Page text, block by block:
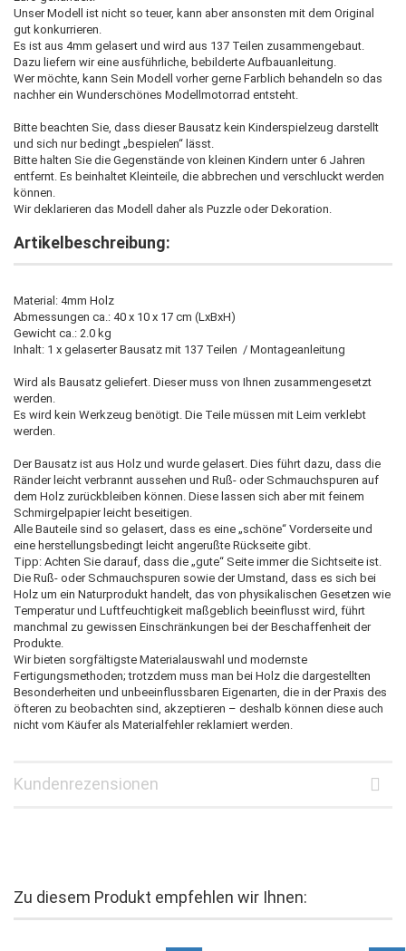
Unser Modell ist nicht so teuer, kann aber ansonsten mit dem Original
gut konkurrieren.
Es ist aus 4mm gelasert und wird aus 137 Teilen zusammengebaut.
Dazu liefern wir eine ausführliche, bebilderte Aufbauanleitung.
Wer möchte, kann Sein Modell vorher gerne Farblich behandeln so das
nachher ein Wunderschönes Modellmotorrad entsteht.
Bitte beachten Sie, dass dieser Bausatz kein Kinderspielzeug darstellt
und sich nur bedingt „bespielen“ lässt.
Bitte halten Sie die Gegenstände von kleinen Kindern unter 6 Jahren
entfernt. Es beinhaltet Kleinteile, die abbrechen und verschluckt werden
können.
Wir deklarieren das Modell daher als Puzzle oder Dekoration.
Artikelbeschreibung:
Material: 4mm Holz
Abmessungen ca.: 40 x 10 x 17 cm (LxBxH)
Gewicht ca.: 2.0 kg
Inhalt: 1 x gelaserter Bausatz mit 137 Teilen / Montageanleitung
Wird als Bausatz geliefert. Dieser muss von Ihnen zusammengesetzt
werden.
Es wird kein Werkzeug benötigt. Die Teile müssen mit Leim verklebt
werden.
Der Bausatz ist aus Holz und wurde gelasert. Dies führt dazu, dass die
Ränder leicht verbrannt aussehen und Ruß- oder Schmauchspuren auf
dem Holz zurückbleiben können. Diese lassen sich aber mit feinem
Schmirgelpapier leicht beseitigen.
Alle Bauteile sind so gelasert, dass es eine „schöne“ Vorderseite und
eine herstellungsbedingt leicht angerußte Rückseite gibt.
Tipp: Achten Sie darauf, dass die „gute“ Seite immer die Sichtseite ist.
Die Ruß- oder Schmauchspuren sowie der Umstand, dass es sich bei
Holz um ein Naturprodukt handelt, das von physikalischen Gesetzen wie
Temperatur und Luftfeuchtigkeit maßgeblich beeinflusst wird, führt
manchmal zu gewissen Einschränkungen bei der Beschaffenheit der
Produkte.
Wir bieten sorgfältigste Materialauswahl und modernste
Fertigungsmethoden; trotzdem muss man bei Holz die dargestellten
Besonderheiten und unbeeinflussbaren Eigenarten, die in der Praxis des
öfteren zu beobachten sind, akzeptieren – deshalb können diese auch
nicht vom Käufer als Materialfehler reklamiert werden.
Kundenrezensionen
Zu diesem Produkt empfehlen wir Ihnen: